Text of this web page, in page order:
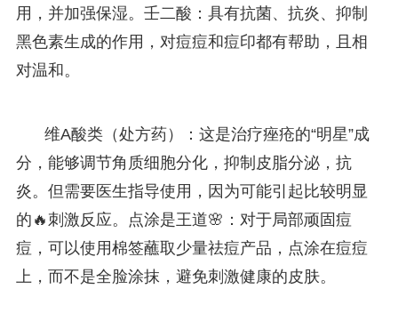
用，并加强保湿。壬二酸：具有抗菌、抗炎、抑制
黑色素生成的作用，对痘痘和痘印都有帮助，且相
对温和。
维A酸类（处方药）：这是治疗痤疮的“明星”成
分，能够调节角质细胞分化，抑制皮脂分泌，抗
炎。但需要医生指导使用，因为可能引起比较明显
的🔥刺激反应。点涂是王道🌸：对于局部顽固痘
痘，可以使用棉签蘸取少量祛痘产品，点涂在痘痘
上，而不是全脸涂抹，避免刺激健康的皮肤。